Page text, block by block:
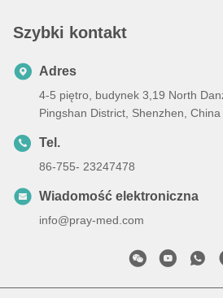
Szybki kontakt
Adres
4-5 piętro, budynek 3,19 North
Pingshan District, Shenzhen, China
Tel.
86-755- 23247478
Wiadomość elektroniczna
info@pray-med.com